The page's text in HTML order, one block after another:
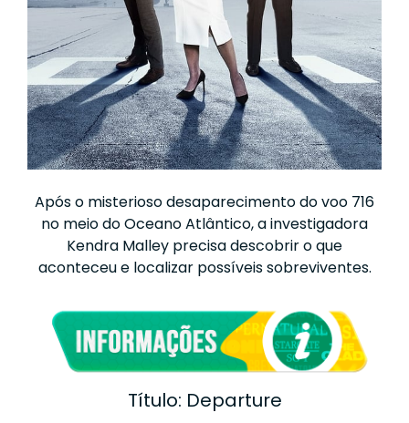
Após o misterioso desaparecimento do voo 716
no meio do Oceano Atlântico, a investigadora
Kendra Malley precisa descobrir o que
aconteceu e localizar possíveis sobreviventes.
Título: Departure